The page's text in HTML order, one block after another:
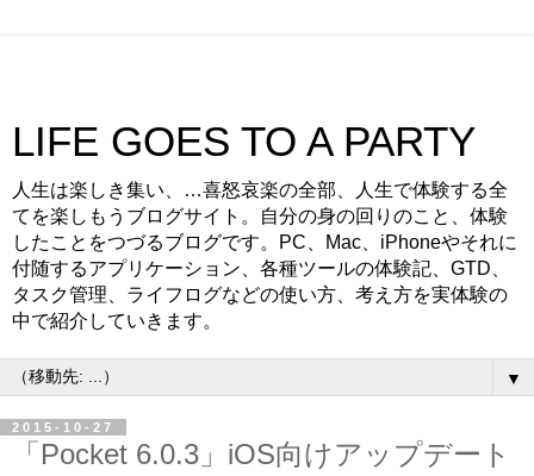
LIFE GOES TO A PARTY
人生は楽しき集い、…喜怒哀楽の全部、人生で体験する全
てを楽しもうブログサイト。自分の身の回りのこと、体験
したことをつづるブログです。PC、Mac、iPhoneやそれに
付随するアプリケーション、各種ツールの体験記、GTD、
タスク管理、ライフログなどの使い方、考え方を実体験の
中で紹介していきます。
▼
2015-10-27
「Pocket 6.0.3」iOS向けアップデート